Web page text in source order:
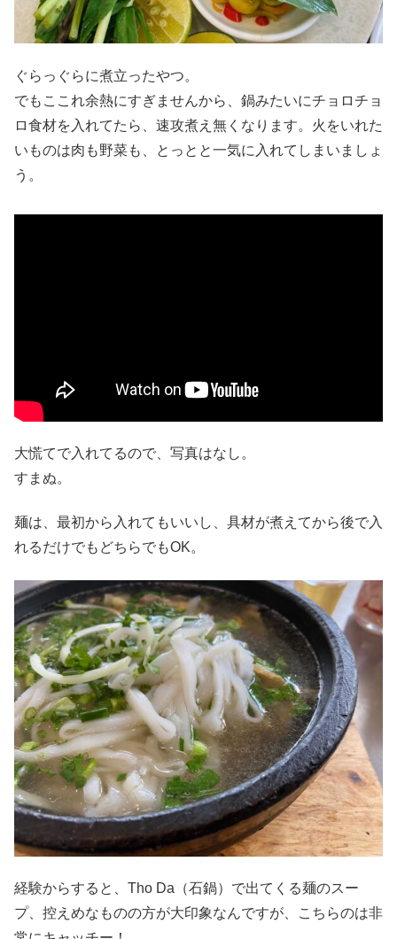
ぐらっぐらに煮立ったやつ。
でもここれ余熱にすぎませんから、鍋みたいにチョロチョ
ロ食材を入れてたら、速攻煮え無くなります。火をいれた
いものは肉も野菜も、とっとと一気に入れてしまいましょ
う。
大慌てで入れてるので、写真はなし。
すまぬ。
麺は、最初から入れてもいいし、具材が煮えてから後で入
れるだけでもどちらでもOK。
経験からすると、Tho Da（石鍋）で出てくる麺のスー
プ、控えめなものの方が大印象なんですが、こちらのは非